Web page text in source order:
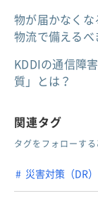
物が届かなく
物流で備える
KDDIの通信障
質」とは？
関連タグ
タグをフォローす
災害対策（DR